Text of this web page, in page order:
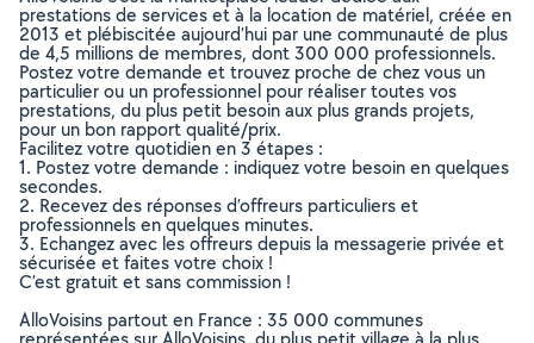
prestations de services et à la location de matériel, créée en
2013 et plébiscitée aujourd’hui par une communauté de plus
de 4,5 millions de membres, dont 300 000 professionnels.
Postez votre demande et trouvez proche de chez vous un
particulier ou un professionnel pour réaliser toutes vos
prestations, du plus petit besoin aux plus grands projets,
pour un bon rapport qualité/prix.
Facilitez votre quotidien en 3 étapes :
1. Postez votre demande : indiquez votre besoin en quelques
secondes.
2. Recevez des réponses d’offreurs particuliers et
professionnels en quelques minutes.
3. Echangez avec les offreurs depuis la messagerie privée et
sécurisée et faites votre choix !
C’est gratuit et sans commission !
AlloVoisins partout en France : 35 000 communes